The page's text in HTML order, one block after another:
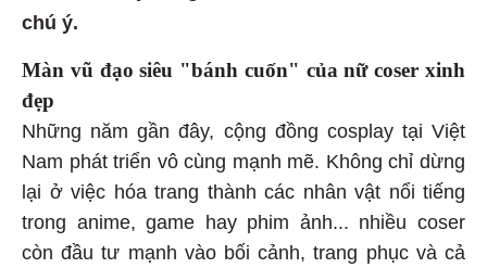
chú ý.
Màn vũ đạo siêu "bánh cuốn" của nữ coser xinh
đẹp
Những năm gần đây, cộng đồng cosplay tại Việt
Nam phát triển vô cùng mạnh mẽ. Không chỉ dừng
lại ở việc hóa trang thành các nhân vật nổi tiếng
trong anime, game hay phim ảnh... nhiều coser
còn đầu tư mạnh vào bối cảnh, trang phục và cả